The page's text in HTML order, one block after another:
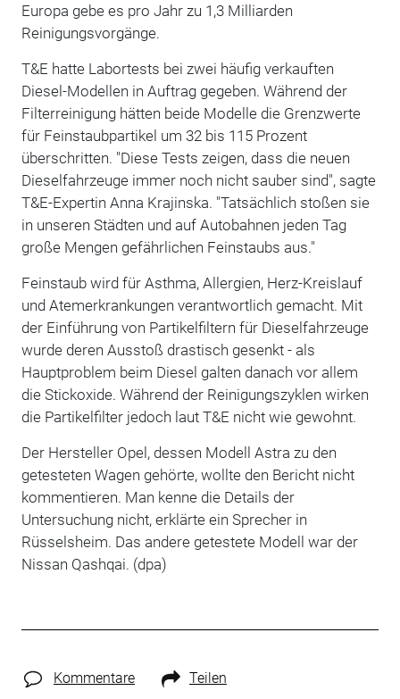
Europa gebe es pro Jahr zu 1,3 Milliarden
Reinigungsvorgänge.
T&E hatte Labortests bei zwei häufig verkauften
Diesel-Modellen in Auftrag gegeben. Während der
Filterreinigung hätten beide Modelle die Grenzwerte
für Feinstaubpartikel um 32 bis 115 Prozent
überschritten. "Diese Tests zeigen, dass die neuen
Dieselfahrzeuge immer noch nicht sauber sind", sagte
T&E-Expertin Anna Krajinska. "Tatsächlich stoßen sie
in unseren Städten und auf Autobahnen jeden Tag
große Mengen gefährlichen Feinstaubs aus."
Feinstaub wird für Asthma, Allergien, Herz-Kreislauf
und Atemerkrankungen verantwortlich gemacht. Mit
der Einführung von Partikelfiltern für Dieselfahrzeuge
wurde deren Ausstoß drastisch gesenkt - als
Hauptproblem beim Diesel galten danach vor allem
die Stickoxide. Während der Reinigungszyklen wirken
die Partikelfilter jedoch laut T&E nicht wie gewohnt.
Der Hersteller Opel, dessen Modell Astra zu den
getesteten Wagen gehörte, wollte den Bericht nicht
kommentieren. Man kenne die Details der
Untersuchung nicht, erklärte ein Sprecher in
Rüsselsheim. Das andere getestete Modell war der
Nissan Qashqai. (dpa)
Kommentare Teilen